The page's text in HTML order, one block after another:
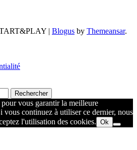
| Blogus by Themeansar.
vous garantir la meilleure
vous continuez à utiliser ce dernier, nous
l'utilisation des cookies. Ok